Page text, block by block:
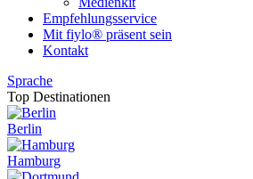
Empfehlungsservice
Mit fiylo® präsent sein
Kontakt
Sprache
Top Destinationen
Berlin
Hamburg